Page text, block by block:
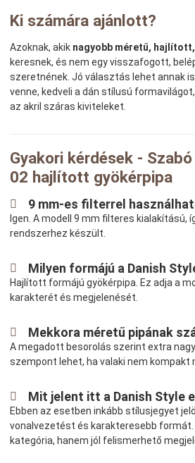
Ki számára ajánlott?
Azoknak, akik nagyobb méretű,
keresnek, és nem egy visszafogott,
szeretnének. Jó választás lehet annak
venne, kedveli a dán stílusú
az akril száras kiviteleket.
Gyakori kérdések -
02 hajlított gyökérpipa
9 mm-es filterrel
Igen. A modell 9 mm filteres kialakítású,
rendszerhez készült.
Milyen formájú a Danish
Hajlított formájú gyökérpipa. Ez adja a
karakterét és megjelenését.
Mekkora méretű pipának
A megadott besorolás szerint extra
szempont lehet, ha valaki nem kompakt
Mit jelent itt a Danish Style
Ebben az esetben inkább stílusjegyet
vonalvezetést és karakteresebb formát.
kategória, hanem jól felismerhető